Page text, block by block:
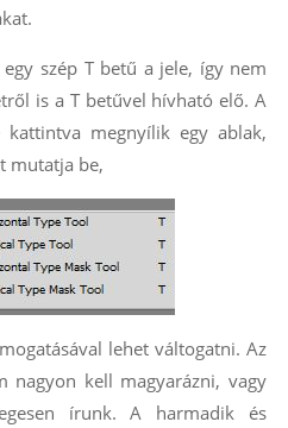
szép T betű a jele, így nem
is a T betűvel hívható elő. A
megnyílik egy ablak,
mutatja be,
lehet váltogatni. Az
nagyon kell magyarázni, vagy
írunk. A harmadik és